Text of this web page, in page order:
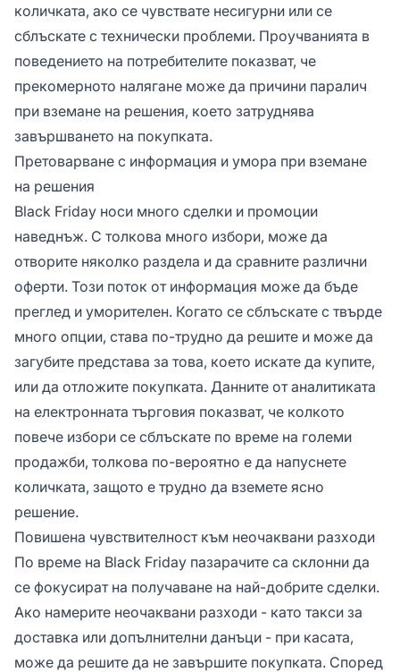
количката, ако се чувствате несигурни или се
сблъскате с технически проблеми. Проучванията в
поведението на потребителите показват, че
прекомерното налягане може да причини паралич
при вземане на решения, което затруднява
завършването на покупката.
Претоварване с информация и умора при вземане
на решения
Black Friday носи много сделки и промоции
наведнъж. С толкова много избори, може да
отворите няколко раздела и да сравните различни
оферти. Този поток от информация може да бъде
преглед и уморителен. Когато се сблъскате с твърде
много опции, става по-трудно да решите и може да
загубите представа за това, което искате да купите,
или да отложите покупката. Данните от аналитиката
на електронната търговия показват, че колкото
повече избори се сблъскате по време на големи
продажби, толкова по-вероятно е да напуснете
количката, защото е трудно да вземете ясно
решение.
Повишена чувствителност към неочаквани разходи
По време на Black Friday пазарачите са склонни да
се фокусират на получаване на най-добрите сделки.
Ако намерите неочаквани разходи - като такси за
доставка или допълнителни данъци - при касата,
може да решите да не завършите покупката. Според